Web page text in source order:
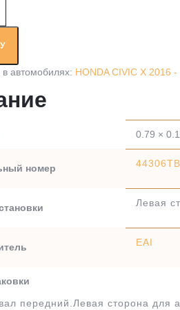
автомобилях: HONDA CIVIC X 2016 -
0.79 ×
номер
Левая
EAI
передний.Левая сторона для